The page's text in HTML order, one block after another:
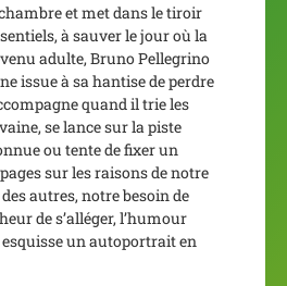
et met dans le tiroir
à sauver le jour où la
adulte, Bruno Pellegrino
issue à sa hantise de perdre
quand il trie les
se lance sur la piste
ou tente de fixer un
sur les raisons de notre
autres, notre besoin de
de s’alléger, l’humour
un autoportrait en